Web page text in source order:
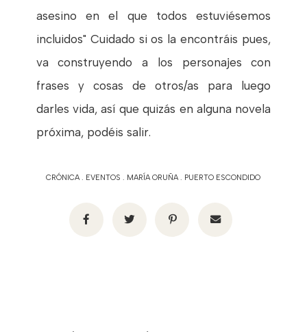
asesino en el que todos estuviésemos
incluidos" Cuidado si os la encontráis pues,
va construyendo a los personajes con
frases y cosas de otros/as para luego
darles vida, así que quizás en alguna novela
próxima, podéis salir.
CRÓNICA. EVENTOS . MARÍA ORUÑA. PUERTO ESCONDIDO